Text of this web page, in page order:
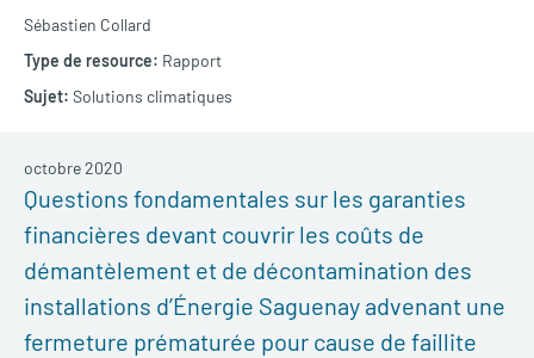
Sébastien Collard
Rapport
Solutions climatiques
Questions fondamentales sur les garanties
financières devant couvrir les coûts de
démantèlement et de décontamination des
installations d’Énergie Saguenay advenant une
fermeture prématurée pour cause de faillite
octobre 2020